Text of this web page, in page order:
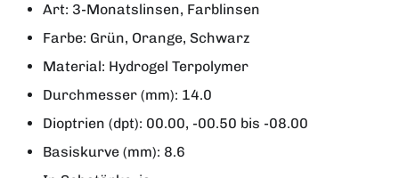
Art: 3-Monatslinsen, Farblinsen
Farbe: Grün, Orange, Schwarz
Material: Hydrogel Terpolymer
Durchmesser (mm): 14.0
Dioptrien (dpt): 00.00, -00.50 bis -08.00
Basiskurve (mm): 8.6